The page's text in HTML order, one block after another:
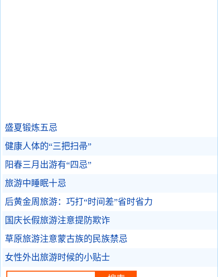
盛夏锻炼五忌
健康人体的“三把扫帚”
阳春三月出游有“四忌”
旅游中睡眠十忌
后黄金周旅游：巧打“时间差”省时省力
国庆长假旅游注意提防欺诈
草原旅游注意蒙古族的民族禁忌
女性外出旅游时候的小贴士